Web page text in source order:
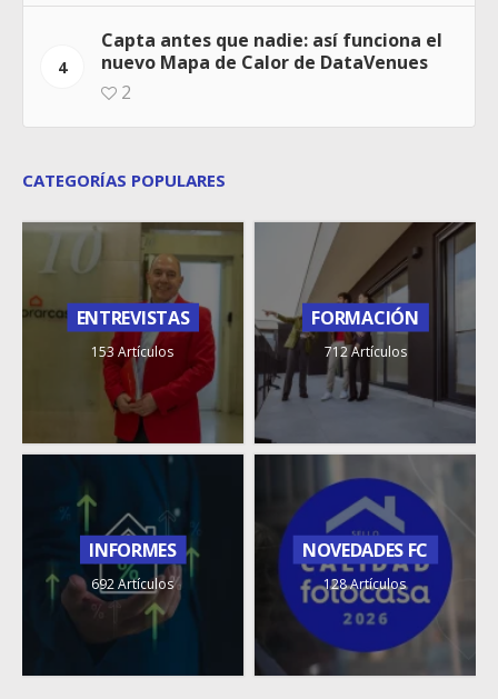
4
Capta antes que nadie: así funciona el
nuevo Mapa de Calor de DataVenues
2
CATEGORÍAS POPULARES
ENTREVISTAS
153 Artículos
FORMACIÓN
712 Artículos
INFORMES
692 Artículos
NOVEDADES FC
128 Artículos